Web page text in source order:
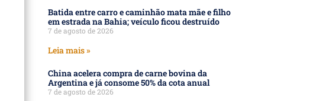
Batida entre carro e caminhão mata mãe e filho
em estrada na Bahia; veículo ficou destruído
7 de agosto de 2026
Leia mais »
China acelera compra de carne bovina da
Argentina e já consome 50% da cota anual
7 de agosto de 2026